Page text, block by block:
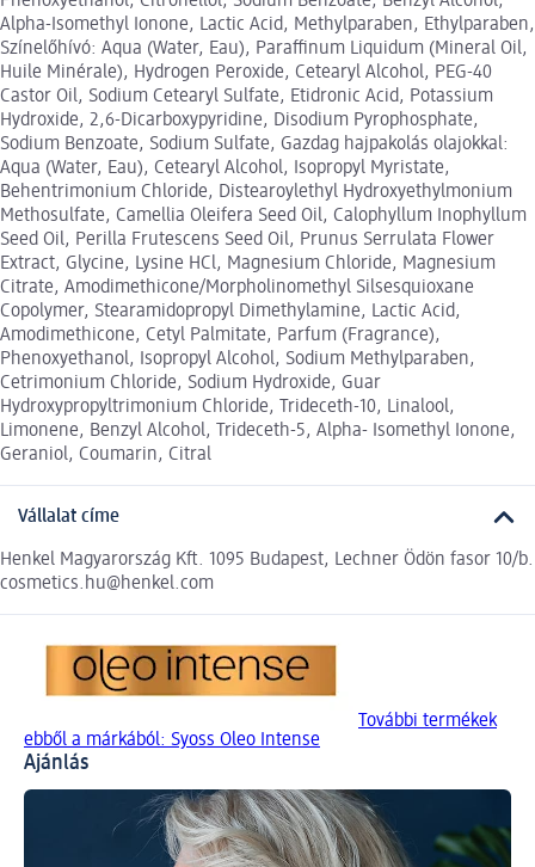
Alpha-Isomethyl Ionone, Lactic Acid, Methylparaben, Ethylparaben,
Színelőhívó: Aqua (Water, Eau), Paraffinum Liquidum (Mineral Oil,
Huile Minérale), Hydrogen Peroxide, Cetearyl Alcohol, PEG-40
Castor Oil, Sodium Cetearyl Sulfate, Etidronic Acid, Potassium
Hydroxide, 2,6-Dicarboxypyridine, Disodium Pyrophosphate,
Sodium Benzoate, Sodium Sulfate, Gazdag hajpakolás olajokkal:
Aqua (Water, Eau), Cetearyl Alcohol, Isopropyl Myristate,
Behentrimonium Chloride, Distearoylethyl Hydroxyethylmonium
Methosulfate, Camellia Oleifera Seed Oil, Calophyllum Inophyllum
Seed Oil, Perilla Frutescens Seed Oil, Prunus Serrulata Flower
Extract, Glycine, Lysine HCl, Magnesium Chloride, Magnesium
Citrate, Amodimethicone/Morpholinomethyl Silsesquioxane
Copolymer, Stearamidopropyl Dimethylamine, Lactic Acid,
Amodimethicone, Cetyl Palmitate, Parfum (Fragrance),
Phenoxyethanol, Isopropyl Alcohol, Sodium Methylparaben,
Cetrimonium Chloride, Sodium Hydroxide, Guar
Hydroxypropyltrimonium Chloride, Trideceth-10, Linalool,
Limonene, Benzyl Alcohol, Trideceth-5, Alpha- Isomethyl Ionone,
Geraniol, Coumarin, Citral
Vállalat címe
Henkel Magyarország Kft. 1095 Budapest, Lechner Ödön fasor 10/b.
cosmetics.hu@henkel.com
További termékek
ebből a márkából: Syoss Oleo Intense
Ajánlás